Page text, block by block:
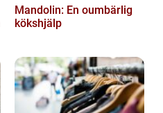
Mandolin: En oumbärlig
kökshjälp